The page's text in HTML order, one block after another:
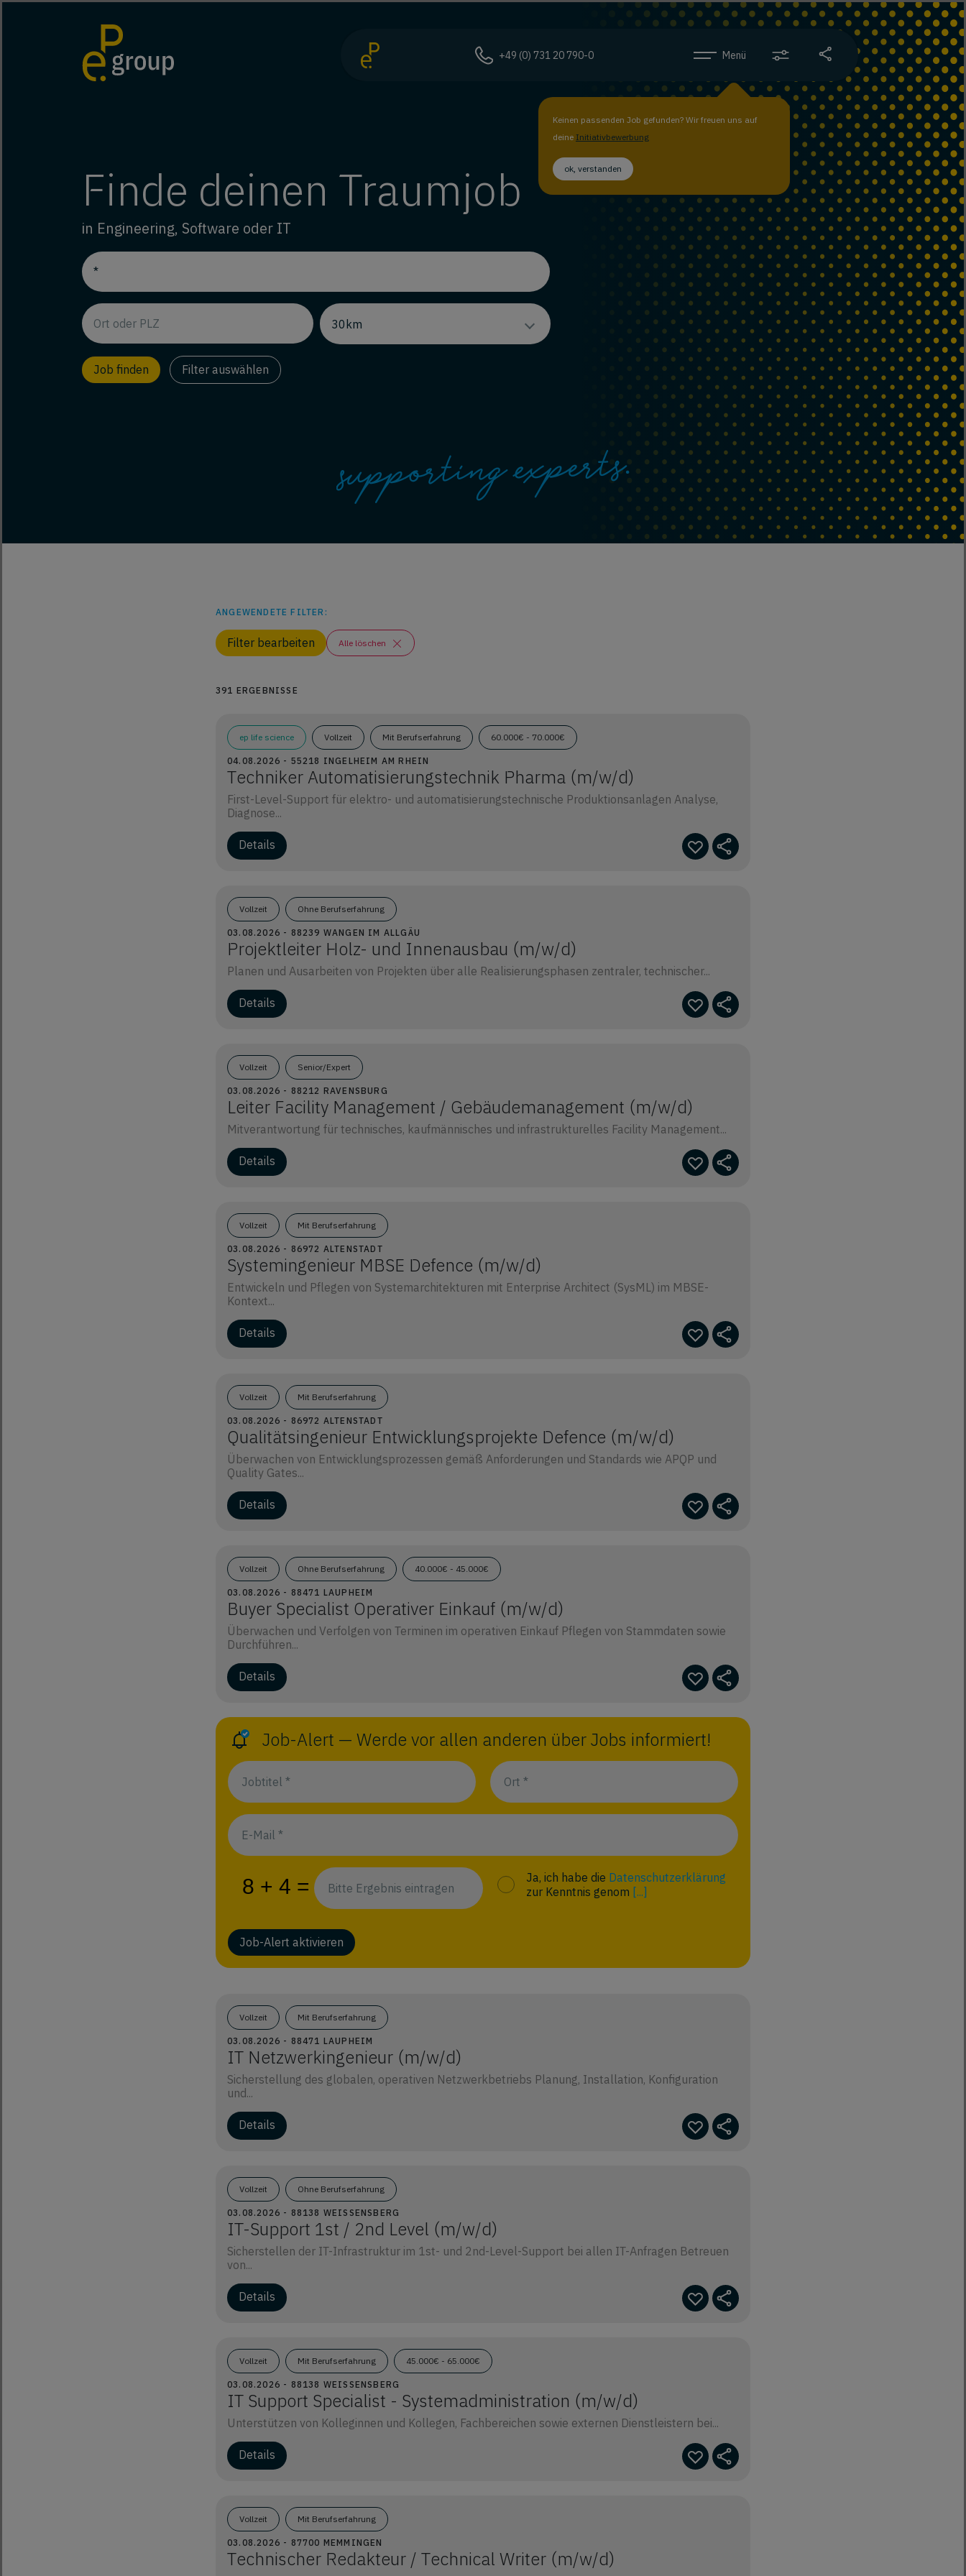
Keinen passenden Job gefunden? Wir freuen uns auf
deine Initiativbewerbung
ok, verstanden
+49 (0) 731 20 790-0 Menü
Finde deinen Traumjob
in Engineering, Software oder IT
Filter auswählen
ANGEWENDETE FILTER:
Filter bearbeiten Alle löschen
391 ERGEBNISSE
ep life science Vollzeit Mit Berufserfahrung 60.000€ - 70.000€
04.08.2026 - 55218 INGELHEIM AM RHEIN
Techniker Automatisierungstechnik Pharma (m/w/d)
First-Level-Support für elektro- und automatisierungstechnische Produktionsanlagen Analyse,
Diagnose...
Details
Vollzeit Ohne Berufserfahrung
03.08.2026 - 88239 WANGEN IM ALLGÄU
Projektleiter Holz- und Innenausbau (m/w/d)
Planen und Ausarbeiten von Projekten über alle Realisierungsphasen zentraler, technischer...
Details
Vollzeit Senior/Expert
03.08.2026 - 88212 RAVENSBURG
Leiter Facility Management / Gebäudemanagement (m/w/d)
Mitverantwortung für technisches, kaufmännisches und infrastrukturelles Facility Management...
Details
Vollzeit Mit Berufserfahrung
03.08.2026 - 86972 ALTENSTADT
Systemingenieur MBSE Defence (m/w/d)
Entwickeln und Pflegen von Systemarchitekturen mit Enterprise Architect (SysML) im MBSE-
Kontext...
Details
Vollzeit Mit Berufserfahrung
03.08.2026 - 86972 ALTENSTADT
Qualitätsingenieur Entwicklungsprojekte Defence (m/w/d)
Überwachen von Entwicklungsprozessen gemäß Anforderungen und Standards wie APQP und
Quality Gates...
Details
Vollzeit Ohne Berufserfahrung 40.000€ - 45.000€
03.08.2026 - 88471 LAUPHEIM
Buyer Specialist Operativer Einkauf (m/w/d)
Überwachen und Verfolgen von Terminen im operativen Einkauf Pflegen von Stammdaten sowie
Durchführen...
Details
Job-Alert — Werde vor allen anderen über Jobs informiert!
Ja, ich habe die Datenschutzerklärung
zur Kenntnis genom [...]
Job-Alert aktivieren
Vollzeit Mit Berufserfahrung
03.08.2026 - 88471 LAUPHEIM
IT Netzwerkingenieur (m/w/d)
Sicherstellung des globalen, operativen Netzwerkbetriebs Planung, Installation, Konfiguration
und...
Details
Vollzeit Ohne Berufserfahrung
03.08.2026 - 88138 WEISSENSBERG
IT-Support 1st / 2nd Level (m/w/d)
Sicherstellen der IT-Infrastruktur im 1st- und 2nd-Level-Support bei allen IT-Anfragen Betreuen
von...
Details
Vollzeit Mit Berufserfahrung 45.000€ - 65.000€
03.08.2026 - 88138 WEISSENSBERG
IT Support Specialist - Systemadministration (m/w/d)
Unterstützen von Kolleginnen und Kollegen, Fachbereichen sowie externen Dienstleistern bei...
Details
Vollzeit Mit Berufserfahrung
03.08.2026 - 87700 MEMMINGEN
Technischer Redakteur / Technical Writer (m/w/d)